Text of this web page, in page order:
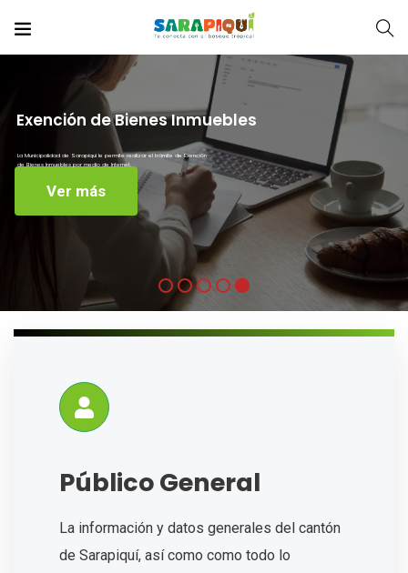
Exención de Bienes Inmuebles
Ver más
La Municipalidad de Sarapiquí le permite realizar el trámite de Exención
de Bienes Inmuebles por medio de Internet.
Público General
La información y datos generales del cantón
de Sarapiquí, así como como todo lo